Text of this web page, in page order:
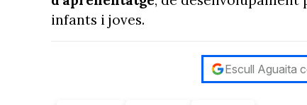
infants i joves.
Escull Aguaita